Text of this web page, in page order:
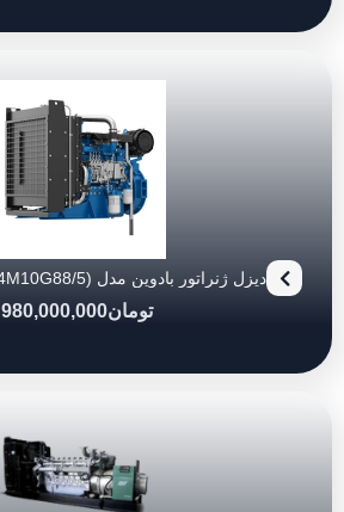
دیزل ژنراتور بادوین مدل (88KVA) 4M10G88/5
تومان980,000,000